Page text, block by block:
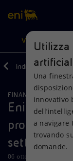
Cerca
scopri
artificiale.
VISIONE
Visione
Mission e valori
Persone e
Azioni
Tecnologie per
Prodotti
Casa
Imprese
Indietro Media
FINANZA,
Eni:
proprie nel
settembre
06 ottobre 2021 - 11:30
Utilizza
Una
innovativo
a navigare
trovando
domande.